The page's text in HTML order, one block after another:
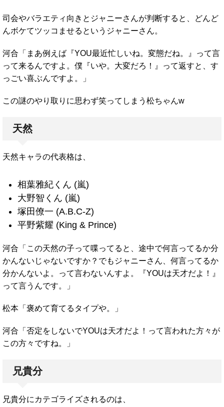
司会やバラエティ向きとジャニーさんが判断すると、どんど
んボケてツッコませるというジャニーさん。
河合「まあ例えば『YOU最近忙しいね。変態だね。』って言
って来るんですよ。僕『いや。大変だろ！』って返すと、す
っごい喜ぶんですよ。」
この謎のやり取りに思わず笑ってしまう松ちゃんw
天然
天然キャラの代表格は、
相葉雅紀くん (嵐)
大野智くん (嵐)
塚田僚一 (A.B.C-Z)
平野紫耀 (King & Prince)
河合「この天然の子って喋ってると、途中で何言ってるか分
かんないじゃないですか？でもジャニーさん、何言ってるか
分かんないよ。って言わないんすよ。『YOUは天才だよ！』
って言うんです。」
松本「褒めて育てるタイプや。」
河合「否定をしないでYOUは天才だよ！って言われた方々が
この方々ですね。」
兄貴分
兄貴分にカテゴライズされるのは、